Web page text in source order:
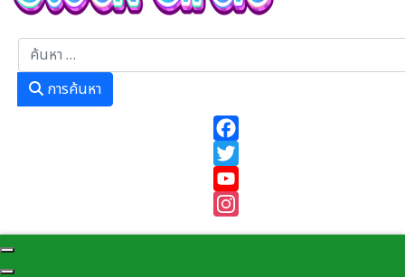
การค้นหา
Instagram